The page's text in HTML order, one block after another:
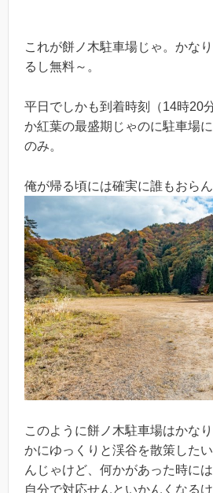
これが餅ノ木駐車場じゃ。かな
るし無料～。
平日でしかも到着時刻（14時20
か紅葉の最盛期じゃのに駐車場
のみ。
俺が帰る頃には確実に誰もおらん
このように餅ノ木駐車場はかな
かにゆっくりと渓谷を散策した
んじゃけど、何かがあった時に
自分で対応せんといかんくなるけ